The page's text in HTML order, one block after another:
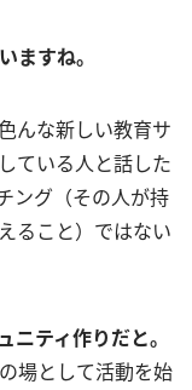
ますね。
んな新しい教育サ
ている人と話した
ング（その人が持
ること）ではない
ティ作りだと。
場として活動を始